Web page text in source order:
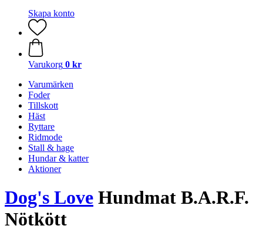
Skapa konto
Varukorg 0 kr
Varumärken
Foder
Tillskott
Häst
Ryttare
Ridmode
Stall & hage
Hundar & katter
Aktioner
Dog's Love Hundmat B.A.R.F.
Nötkött